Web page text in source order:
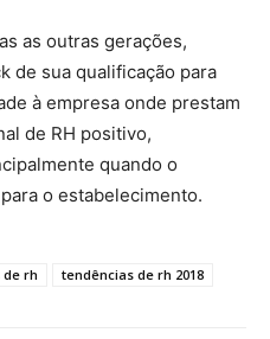
as outras gerações,
de sua qualificação para
à empresa onde prestam
de RH positivo,
quando o
o estabelecimento.
rh tendências de rh 2018